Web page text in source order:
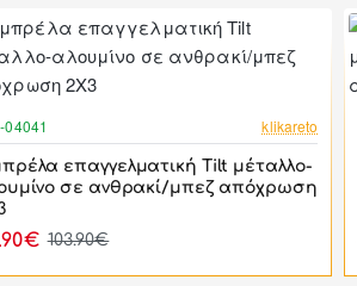
04041 klikareto
επαγγελματική Tilt μέταλλο-
σε ανθρακί/μπεζ απόχρωση
103.90€